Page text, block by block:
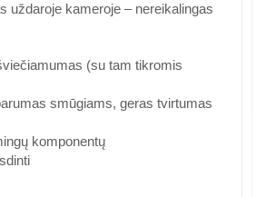
uždaroje kameroje – nereikalingas
(su tam tikromis
smūgiams, geras tvirtumas
komponentų